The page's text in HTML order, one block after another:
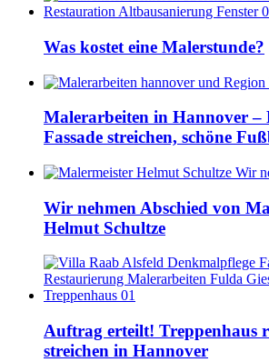
Was kostet eine Malerstunde?
Malerarbeiten in Hannover –
Fassade streichen, schöne
Wir nehmen Abschied von
Helmut Schultze
Auftrag erteilt! Treppenhaus
streichen in Hannover